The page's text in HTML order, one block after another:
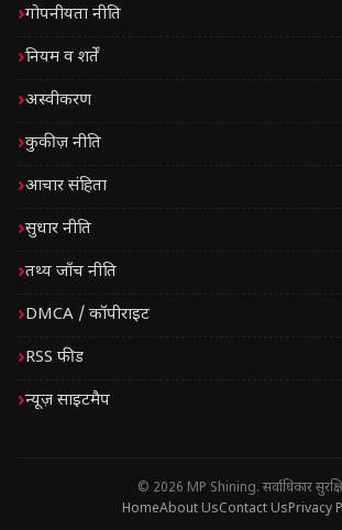
गोपनीयता नीति
नियम व शर्तें
अस्वीकरण
कुकीज़ नीति
आचार संहिता
सुधार नीति
तथ्य जाँच नीति
DMCA / कॉपीराइट
RSS फीड
न्यूज़ साइटमैप
© 2026 MP Shining. सर्वाधिकार
HomeAbout UsContact UsPrivacy